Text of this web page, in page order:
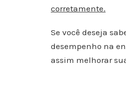
corretamente.
Se você deseja
desempenho na
assim melhorar